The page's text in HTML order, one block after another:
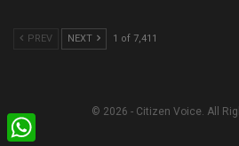
PREV NEXT 1 of 7,411
© 2026 - Citizen Voice. All